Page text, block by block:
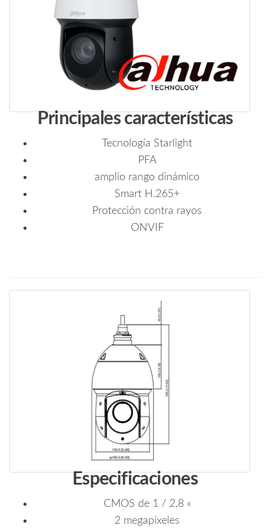
Principales características
Tecnología Starlight
PFA
amplio rango dinámico
Smart H.265+
Protección contra rayos
ONVIF
Especificaciones
CMOS de 1 / 2,8 «
2 megapíxeles